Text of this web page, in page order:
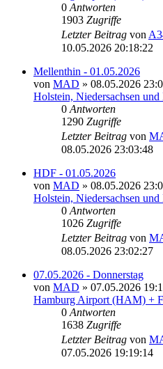
0 Antworten
1903 Zugriffe
Letzter Beitrag von
10.05.2026 20:18:22
Mellenthin - 01.05.2026
von MAD » 08.05.2026
Holstein, Niedersachsen
0 Antworten
1290 Zugriffe
Letzter Beitrag von
08.05.2026 23:03:48
HDF - 01.05.2026
von MAD » 08.05.2026
Holstein, Niedersachsen
0 Antworten
1026 Zugriffe
Letzter Beitrag von
08.05.2026 23:02:27
07.05.2026 - Donnerstag
von MAD » 07.05.2026
Hamburg Airport (HAM) +
0 Antworten
1638 Zugriffe
Letzter Beitrag von
07.05.2026 19:19:14